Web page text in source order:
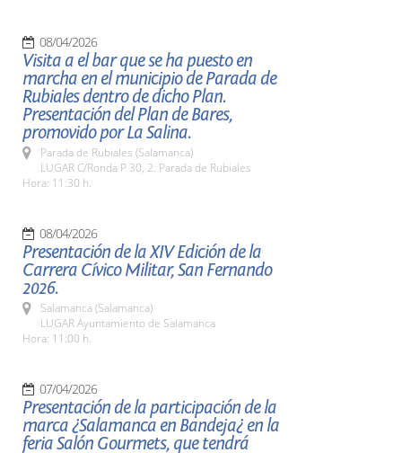
08/04/2026
Visita a el bar que se ha puesto en
marcha en el municipio de Parada de
Rubiales dentro de dicho Plan.
Presentación del Plan de Bares,
promovido por La Salina.
Parada de Rubiales (Salamanca)
LUGAR C/Ronda P 30, 2. Parada de Rubiales
Hora: 11:30 h.
08/04/2026
Presentación de la XIV Edición de la
Carrera Cívico Militar, San Fernando
2026.
Salamanca (Salamanca)
LUGAR Ayuntamiento de Salamanca
Hora: 11:00 h.
07/04/2026
Presentación de la participación de la
marca ¿Salamanca en Bandeja¿ en la
feria Salón Gourmets, que tendrá